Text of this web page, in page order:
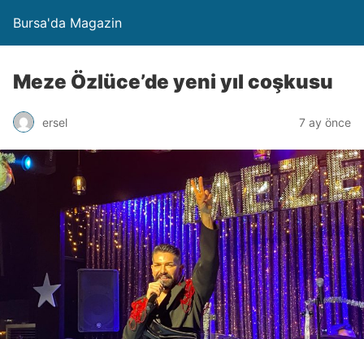
Bursa'da Magazin
Meze Özlüce’de yeni yıl coşkusu
ersel 7 ay önce